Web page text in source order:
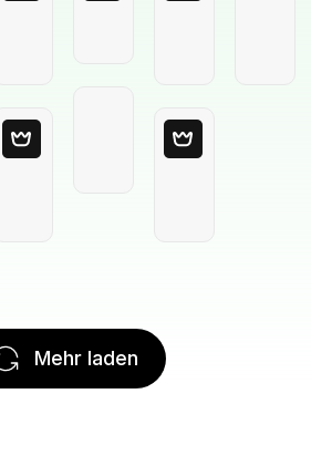
Mehr laden